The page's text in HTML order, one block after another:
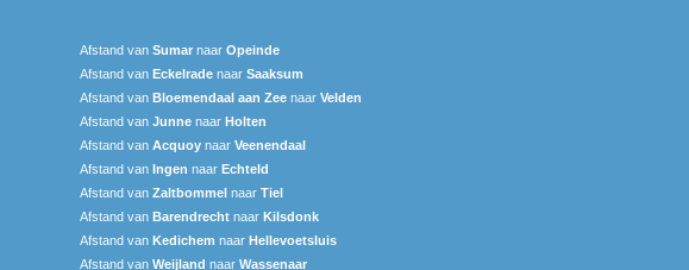
Afstand van Sumar naar Opeinde
Afstand van Eckelrade naar Saaksum
Afstand van Bloemendaal aan Zee naar Velden
Afstand van Junne naar Holten
Afstand van Acquoy naar Veenendaal
Afstand van Ingen naar Echteld
Afstand van Zaltbommel naar Tiel
Afstand van Barendrecht naar Kilsdonk
Afstand van Kedichem naar Hellevoetsluis
Afstand van Weijland naar Wassenaar